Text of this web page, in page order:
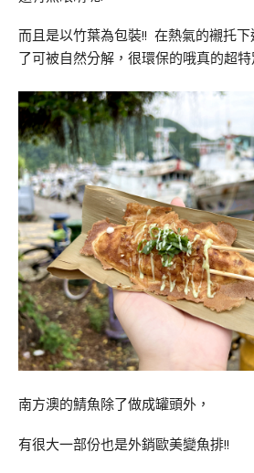
而且是以竹葉為包裝!! 在熱氣的襯托
了可被自然分解，很環保的哦真的超特
南方澳的鯖魚除了做成罐頭外，
有很大一部份也是外銷歐美變魚排!!